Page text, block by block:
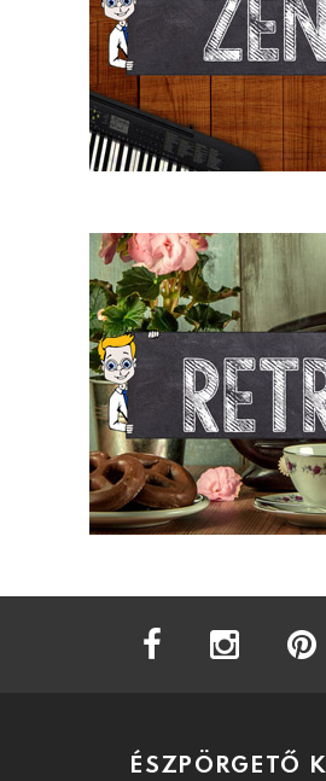
facebook instagram
ÉSZPÖRGETŐ